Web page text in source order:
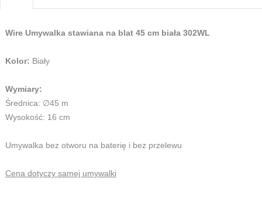
Wire Umywalka stawiana na blat 45 cm biała 302WL
Kolor: Biały
Wymiary:
Średnica: ∅45 m
Wysokość: 16 cm
Umywalka bez otworu na baterię i bez przelewu
Cena dotyczy samej umywalki